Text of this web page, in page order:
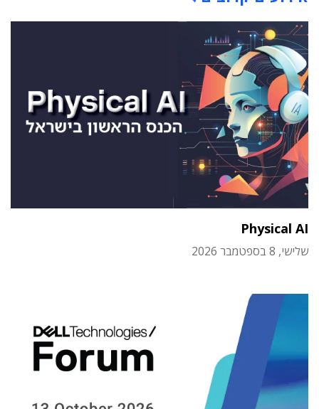
Physical AI
שלישי, 8 בספטמבר 2026